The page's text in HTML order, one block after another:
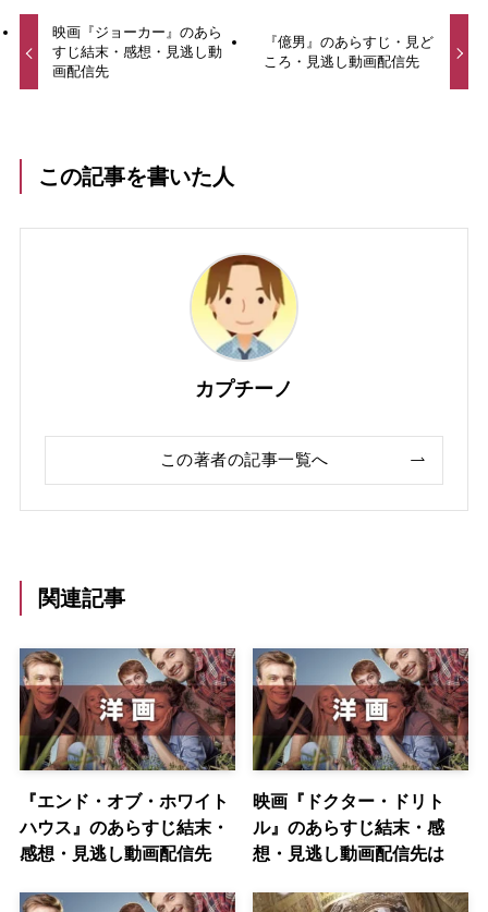
映画『ジョーカー』のあら
すじ結末・感想・見逃し動
画配信先
『億男』のあらすじ・見ど
ころ・見逃し動画配信先
この記事を書いた人
カプチーノ
この著者の記事一覧へ
関連記事
『エンド・オブ・ホワイト
ハウス』のあらすじ結末・
感想・見逃し動画配信先
映画『ドクター・ドリト
ル』のあらすじ結末・感
想・見逃し動画配信先は